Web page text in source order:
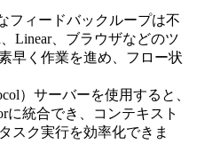
フィードバックループは不
Linear、ブラウザなどのツ
早く作業を進め、フロー状
）サーバーを使用すると、
に統合でき、コンテキスト
スク実行を効率化できま